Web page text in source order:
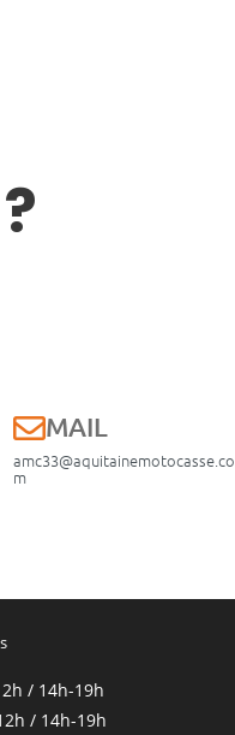
MAIL
amc33@aquitainemotocasse.co
m
/ 14h-19h
/ 14h-19h